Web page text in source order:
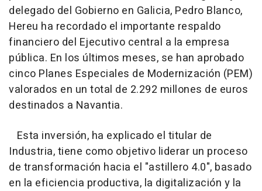
delegado del Gobierno en Galicia, Pedro Blanco,
Hereu ha recordado el importante respaldo
financiero del Ejecutivo central a la empresa
pública. En los últimos meses, se han aprobado
cinco Planes Especiales de Modernización (PEM)
valorados en un total de 2.292 millones de euros
destinados a Navantia.
Esta inversión, ha explicado el titular de
Industria, tiene como objetivo liderar un proceso
de transformación hacia el "astillero 4.0", basado
en la eficiencia productiva, la digitalización y la